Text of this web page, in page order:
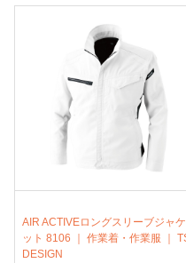
AIR ACTIVEロングスリーブジャケ
ット 8106 ｜ 作業着・作業服 ｜
DESIGN